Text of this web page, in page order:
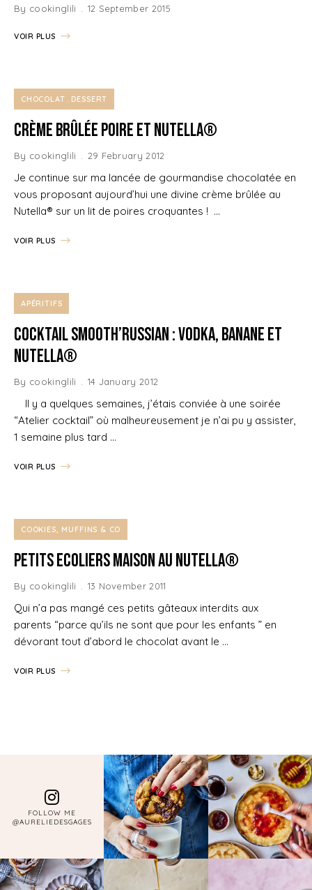
By cookinglili 12 September 2015
VOIR PLUS
CHOCOLAT DESSERT
Crème Brûlée Poire et Nutella®
By cookinglili 29 February 2012
Je continue sur ma lancée de gourmandise chocolatée en
vous proposant aujourd’hui une divine crème brûlée au
Nutella® sur un lit de poires croquantes ! …
VOIR PLUS
APÉRITIFS
Cocktail Smooth’Russian : Vodka, Banane et
Nutella®
By cookinglili 14 January 2012
Il y a quelques semaines, j’étais conviée à une soirée
“Atelier cocktail” où malheureusement je n’ai pu y assister,
1 semaine plus tard …
VOIR PLUS
COOKIES, MUFFINS & CO
Petits Ecoliers Maison au Nutella®
By cookinglili 13 November 2011
Qui n’a pas mangé ces petits gâteaux interdits aux
parents “parce qu’ils ne sont que pour les enfants ” en
dévorant tout d’abord le chocolat avant le …
VOIR PLUS
FOLLOW ME
@AURELIEDESGAGES